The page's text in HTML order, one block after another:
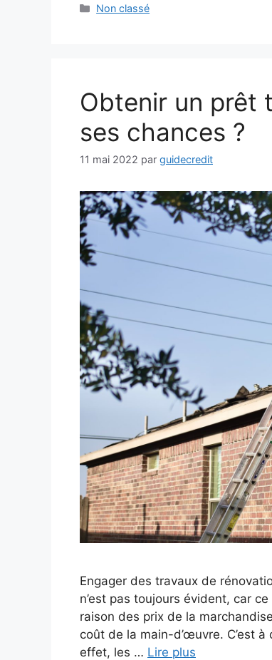
Catégories
Non classé
Obtenir un prêt
ses chances ?
11 mai 2022 par guidecredit
Engager des travaux de
n’est pas toujours évident, car
raison des prix de la
coût de la main-d’œuvre. C’est
effet, les … Lire plus